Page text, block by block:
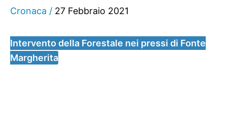
Cronaca / 27 Febbraio 2021
Intervento della Forestale nei pressi di Fonte
Margherita